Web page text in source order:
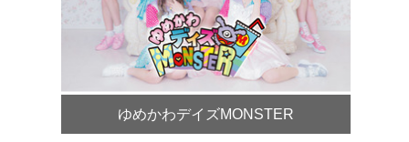
ゆめかわデイズMONSTER